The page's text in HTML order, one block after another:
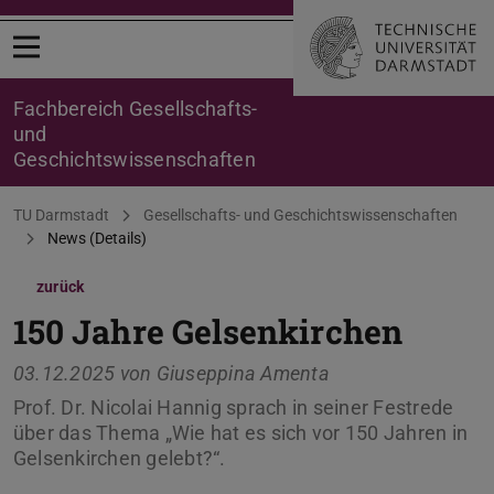
Menü öffnen
Fachbereich Gesellschafts-
und
Geschichtswissenschaften
Sie befinden sich hier:
TU Darmstadt
Gesellschafts- und Geschichtswissenschaften
News (Details)
zurück
150 Jahre Gelsenkirchen
03.12.2025 von Giuseppina Amenta
Prof. Dr. Nicolai Hannig sprach in seiner Festrede
über das Thema „Wie hat es sich vor 150 Jahren in
Gelsenkirchen gelebt?“.